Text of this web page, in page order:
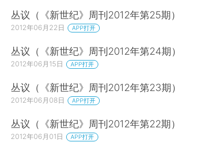
丛议（《新世纪》周刊2012年第25期）
2012年06月22日 APP打开
丛议（《新世纪》周刊2012年第24期）
2012年06月15日 APP打开
丛议（《新世纪》周刊2012年第23期）
2012年06月08日 APP打开
丛议（《新世纪》周刊2012年第22期）
2012年06月01日 APP打开